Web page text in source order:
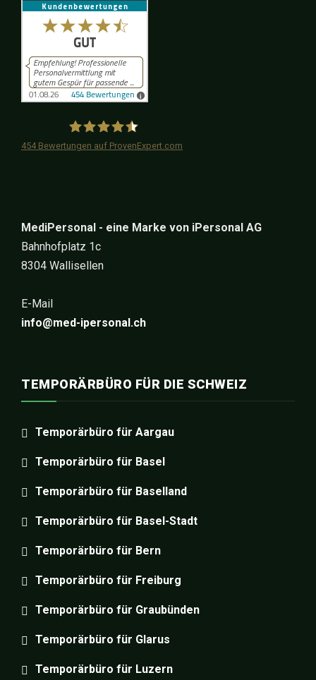
454Bewertungen auf ProvenExpert.com
MediPersonal - eine Marke von iPersonal AG
Bahnhofplatz 1c
8304 Wallisellen
E-Mail
info@med-ipersonal.ch
TEMPORÄRBÜRO FÜR DIE SCHWEIZ
Temporärbüro für Aargau
Temporärbüro für Basel
Temporärbüro für Baselland
Temporärbüro für Basel-Stadt
Temporärbüro für Bern
Temporärbüro für Freiburg
Temporärbüro für Graubünden
Temporärbüro für Glarus
Temporärbüro für Luzern